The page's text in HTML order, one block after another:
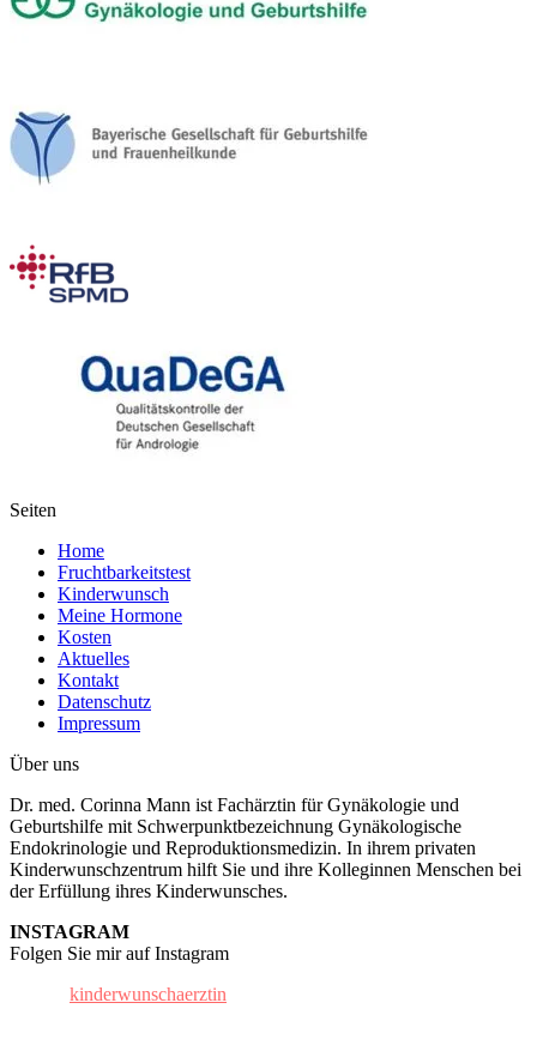
Seiten
Home
Fruchtbarkeitstest
Kinderwunsch
Meine Hormone
Kosten
Aktuelles
Kontakt
Datenschutz
Impressum
Über uns
Dr. med. Corinna Mann ist Fachärztin für Gynäkologie und
Geburtshilfe mit Schwerpunktbezeichnung Gynäkologische
Endokrinologie und Reproduktionsmedizin. In ihrem privaten
Kinderwunschzentrum hilft Sie und ihre Kolleginnen Menschen bei
der Erfüllung ihres Kinderwunsches.
INSTAGRAM
Folgen Sie mir auf Instagram
kinderwunschaerztin